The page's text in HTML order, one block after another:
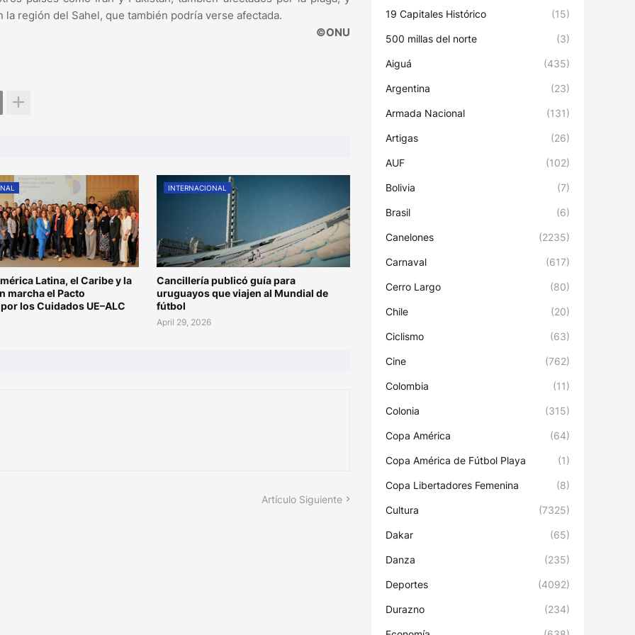
región del Sahel, que también podría verse afectada.
©ONU
Latina, el Caribe y la
marcha el Pacto
los Cuidados UE–ALC
INTERNACIONAL
Cancillería publicó guía para
uruguayos que viajen al Mundial de
fútbol
April 29, 2026
Artículo Siguiente
19 Capitales Histórico (15)
500 millas del norte (3)
Aiguá (435)
Argentina (23)
Armada Nacional (131)
Artigas (26)
AUF (102)
Bolivia (7)
Brasil (6)
Canelones (2235)
Carnaval (617)
Cerro Largo (80)
Chile (20)
Ciclismo (63)
Cine (762)
Colombia (11)
Colonia (315)
Copa América (64)
Copa América de Fútbol Playa (1)
Copa Libertadores Femenina (8)
Cultura (7325)
Dakar (65)
Danza (235)
Deportes (4092)
Durazno (234)